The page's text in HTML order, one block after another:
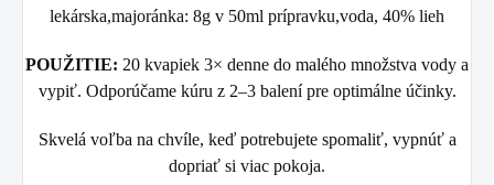
lekárska,majoránka: 8g v 50ml prípravku,voda, 40% lieh
POUŽITIE: 20 kvapiek 3× denne do malého množstva vody a
vypiť. Odporúčame kúru z 2–3 balení pre optimálne účinky.
Skvelá voľba na chvíle, keď potrebujete spomaliť, vypnúť a
dopriať si viac pokoja.